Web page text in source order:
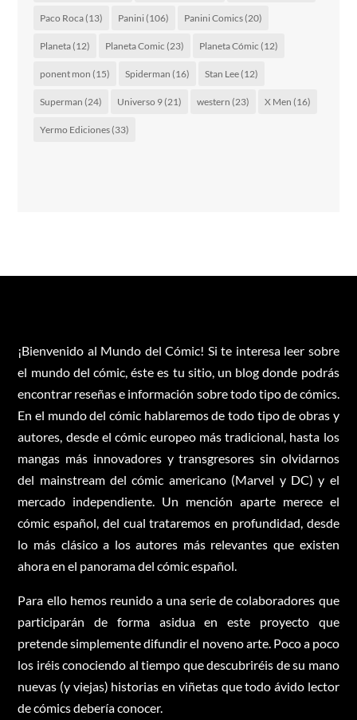
Paco Roca(13) Panini(106) Panini Comics(20)
Planeta(12) Planeta Comic (23) Planeta Cómic (12)
ponent mon (15) Spiderman (16) Stan Lee(12)
Superman (24) Universo 9(21) western (23) X Men (16)
Yermo Ediciones(33)
¡Bienvenido al Mundo del Cómic! Si te interesa leer sobre
el mundo del cómic, éste es tu sitio, un blog donde podrás
encontrar reseñas e información sobre todo tipo de cómics.
En el mundo del cómic hablaremos de todo tipo de obras y
autores, desde el cómic europeo más tradicional, hasta los
mangas más innovadores y transgresores sin olvidarnos
del mainstream del cómic americano (Marvel y DC) y el
mercado independiente. Un mención aparte merece el
cómic español, del cual trataremos en profundidad, desde
lo más clásico a los autores más relevantes que existen
ahora en el panorama del cómic español.
Para ello hemos reunido a una serie de colaboradores que
participarán de forma asidua en este proyecto que
pretende simplemente difundir el noveno arte. Poco a poco
los iréis conociendo al tiempo que descubriréis de su mano
nuevas (y viejas) historias en viñetas que todo ávido lector
de cómics debería conocer.